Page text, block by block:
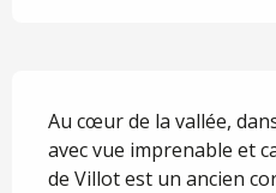
Au cœur de la vallée,
avec vue imprenable et
de Villot est un ancien